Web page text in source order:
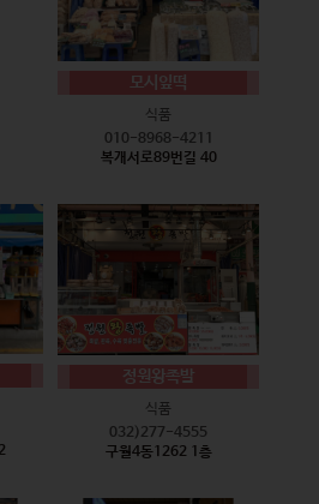
모시잎떡
식품
010-8968-4211
복개서로89번길 40
정원왕족발
식품
032)277-4555
구월4동1262 1층